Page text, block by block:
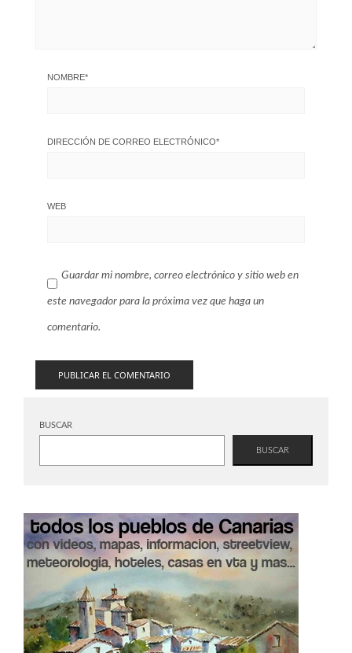
NOMBRE*
DIRECCIÓN DE CORREO ELECTRÓNICO*
WEB
Guardar mi nombre, correo electrónico y sitio web en
este navegador para la próxima vez que haga un
comentario.
BUSCAR
BUSCAR